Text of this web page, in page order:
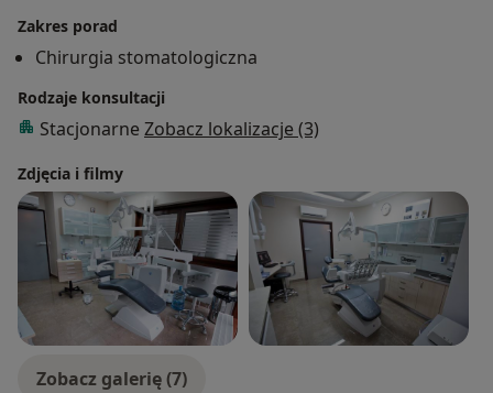
Zakres porad
Chirurgia stomatologiczna
Rodzaje konsultacji
Stacjonarne Zobacz lokalizacje (3)
Zdjęcia i filmy
Zobacz galerię (7)